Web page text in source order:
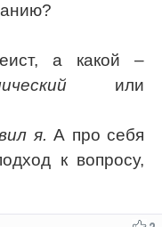
а какой –
или
я. А про себя
к вопросу,